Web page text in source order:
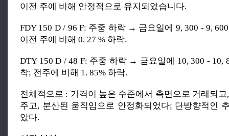
이전 주에 비해 안정적으로 유지되었습니다.
FDY 150 D / 96 F: 주중 하락 → 금요일에 9, 300 - 9,
이전 주에 비해 0. 27 % 하락.
DTY 150 D / 48 F: 주중 하락 → 금요일에 10, 300 - 10,
착; 전주에 비해 1. 85% 하락.
전체적으로 : 가격이 높은 수준에서 측면으로 거래되
주고, 분산된 움직임으로 안정화되었다; 단방향적인
았다.